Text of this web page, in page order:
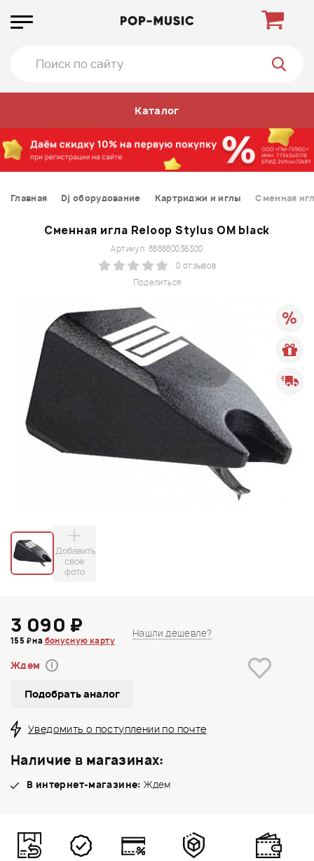
Каталог
Главная Dj оборудование Картриджи и иглы Сменная
Сменная игла Reloop Stylus OM black
Поделиться
Артикул: 888880036300
0 отзывов
Добавить
свое
фото
3 090 ₽
155 ₽ на бонусную карту
Нашли дешевле?
Ждем i
Подобрать аналог
Уведомить о поступлении по почте
Наличие в магазинах:
В интернет-магазине: Ждем